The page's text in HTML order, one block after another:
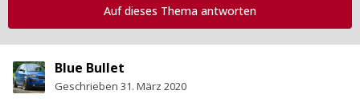
Auf dieses Thema antworten
Blue Bullet
Geschrieben 31. März 2020